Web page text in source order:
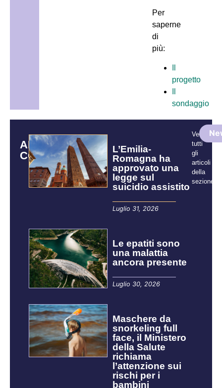
Per
saperne
di
più:
progetto
sondaggio
ARTICOLI
CORRELATI
L’Emilia-
Romagna ha
approvato una
legge sul
suicidio assistito
Luglio 31, 2026
Le epatiti sono
una malattia
ancora presente
Luglio 30, 2026
Maschere da
snorkeling full
face, il Ministero
della Salute
richiama
l’attenzione sui
rischi per i
bambini
Vedi
tutti
gli
articoli
della
sezione: